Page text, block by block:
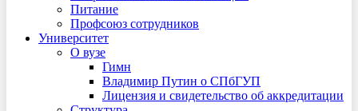
Питание
Профсоюз сотрудников
Университет
О вузе
Гимн
Владимир Путин о СПбГУП
Лицензия и свидетельство об аккредитации